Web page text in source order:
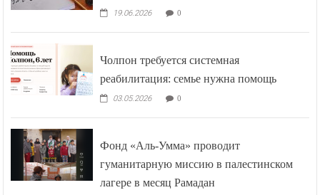
19.06.2026 0
Чолпон требуется системная
реабилитация: семье нужна помощь
03.05.2026 0
Фонд «Аль-Умма» проводит
гуманитарную миссию в палестинском
лагере в месяц Рамадан